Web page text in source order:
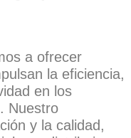
a ofrecer
la eficiencia,
en los
Nuestro
y la calidad,